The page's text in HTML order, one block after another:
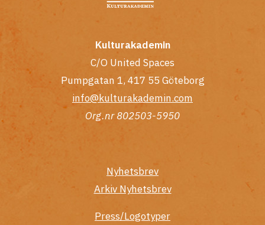
Kulturakademin
C/O United Spaces
Pumpgatan 1, 417 55 Göteborg
info@kulturakademin.com
Org.nr 802503-5950
Nyhetsbrev
Arkiv Nyhetsbrev
Press/Logotyper